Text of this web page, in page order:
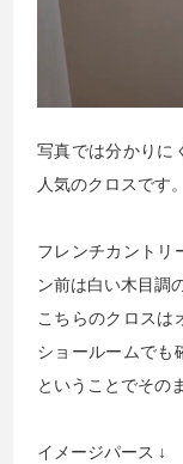
写真では分かりに
人気のクロスです。
フレンチカントリ
ン前は白い木目調
こちらのクロスは
ショールームでも
ということでその
イメージパース ↓